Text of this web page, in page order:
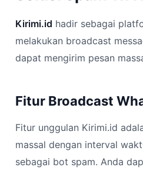
Kirimi.id hadir sebagai
melakukan broadcast
dapat mengirim pesan
Fitur Broadcast
Fitur unggulan Kirimi.id
massal dengan interval
sebagai bot spam. Anda